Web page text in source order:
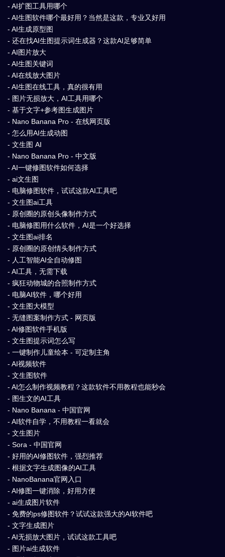
- AI扩图工具用哪个
- AI生图软件哪个最好用？当然是这款，专业又好用
- AI生成原型图
- 还在找AI生图提示词生成器？这款AI足够简单
- AI图片放大
- AI生图关键词
- AI在线放大图片
- AI生图在线工具，真的很有用
- 图片无损放大，AI工具用哪个
- 基于文字+参考图生成图片
- Nano Banana Pro - 在线网页版
- 怎么用AI生成动图
- 文生图 AI
- Nano Banana Pro - 中文版
- AI一键修图软件如何选择
- ai文生图
- 电脑修图软件，试试这款AI工具吧
- 文生图ai工具
- 原创圈的原创头像制作方式
- 电脑修图用什么软件，AI是一个好选择
- 文生图ai排名
- 原创圈的原创情头制作方式
- 人工智能AI全自动修图
- AI工具，无需下载
- 疯狂动物城的合照制作方式
- 电脑AI软件，哪个好用
- 文生图大模型
- 无缝图案制作方式 - 网页版
- AI修图软件手机版
- 文生图提示词怎么写
- 一键制作儿童绘本 - 可定制主角
- AI视频软件
- 文生图软件
- AI怎么制作视频教程？这款软件不用教程也能秒会
- 图生文的AI工具
- Nano Banana - 中国官网
- AI软件自学，不用教程一看就会
- 文生图片
- Sora - 中国官网
- 好用的AI修图软件，强烈推荐
- 根据文字生成图像的AI工具
- NanoBanana官网入口
- AI修图一键消除，好用方便
- ai生成图片软件
- 免费的ps修图软件？试试这款强大的AI软件吧
- 文字生成图片
- AI无损放大图片，试试这款工具吧
- 图片ai生成软件